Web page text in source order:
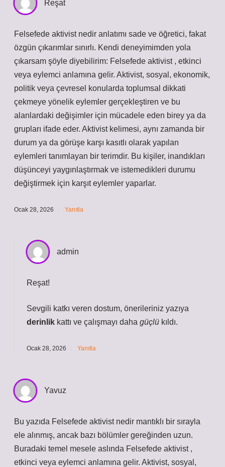
Reşat
Felsefede aktivist nedir anlatımı sade ve öğretici, fakat
özgün çıkarımlar sınırlı. Kendi deneyimimden yola
çıkarsam şöyle diyebilirim: Felsefede aktivist , etkinci
veya eylemci anlamına gelir. Aktivist, sosyal, ekonomik,
politik veya çevresel konularda toplumsal dikkati
çekmeye yönelik eylemler gerçekleştiren ve bu
alanlardaki değişimler için mücadele eden birey ya da
grupları ifade eder. Aktivist kelimesi, aynı zamanda bir
durum ya da görüşe karşı kasıtlı olarak yapılan
eylemleri tanımlayan bir terimdir. Bu kişiler, inandıkları
düşünceyi yaygınlaştırmak ve istemedikleri durumu
değiştirmek için karşıt eylemler yaparlar.
Ocak 28, 2026 Yanıtla
admin
Reşat!
Sevgili katkı veren dostum, önerileriniz yazıya
derinlik kattı ve çalışmayı daha güçlü kıldı.
Ocak 28, 2026 Yanıtla
Yavuz
Bu yazıda Felsefede aktivist nedir mantıklı bir sırayla
ele alınmış, ancak bazı bölümler gereğinden uzun.
Buradaki temel mesele aslında Felsefede aktivist ,
etkinci veya eylemci anlamına gelir. Aktivist, sosyal,